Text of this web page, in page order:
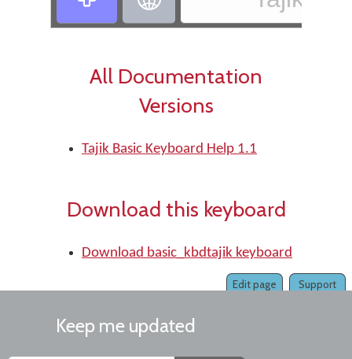
All Documentation
Versions
Tajik Basic Keyboard Help 1.1
Download this keyboard
Download basic_kbdtajik keyboard
Support
Edit page
Keep me updated